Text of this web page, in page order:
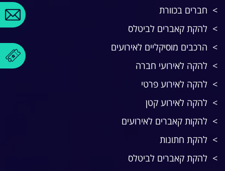
חברים בכוורת
להקת קאברים לביטלס
הרכבים מוסיקליים לאירועים
להקה לאירועי חברה
להקה לאירוע פרטי
להקה לאירוע קטן
להקות קאברים לאירועים
להקת חתונות
להקת קאברים לביטלס